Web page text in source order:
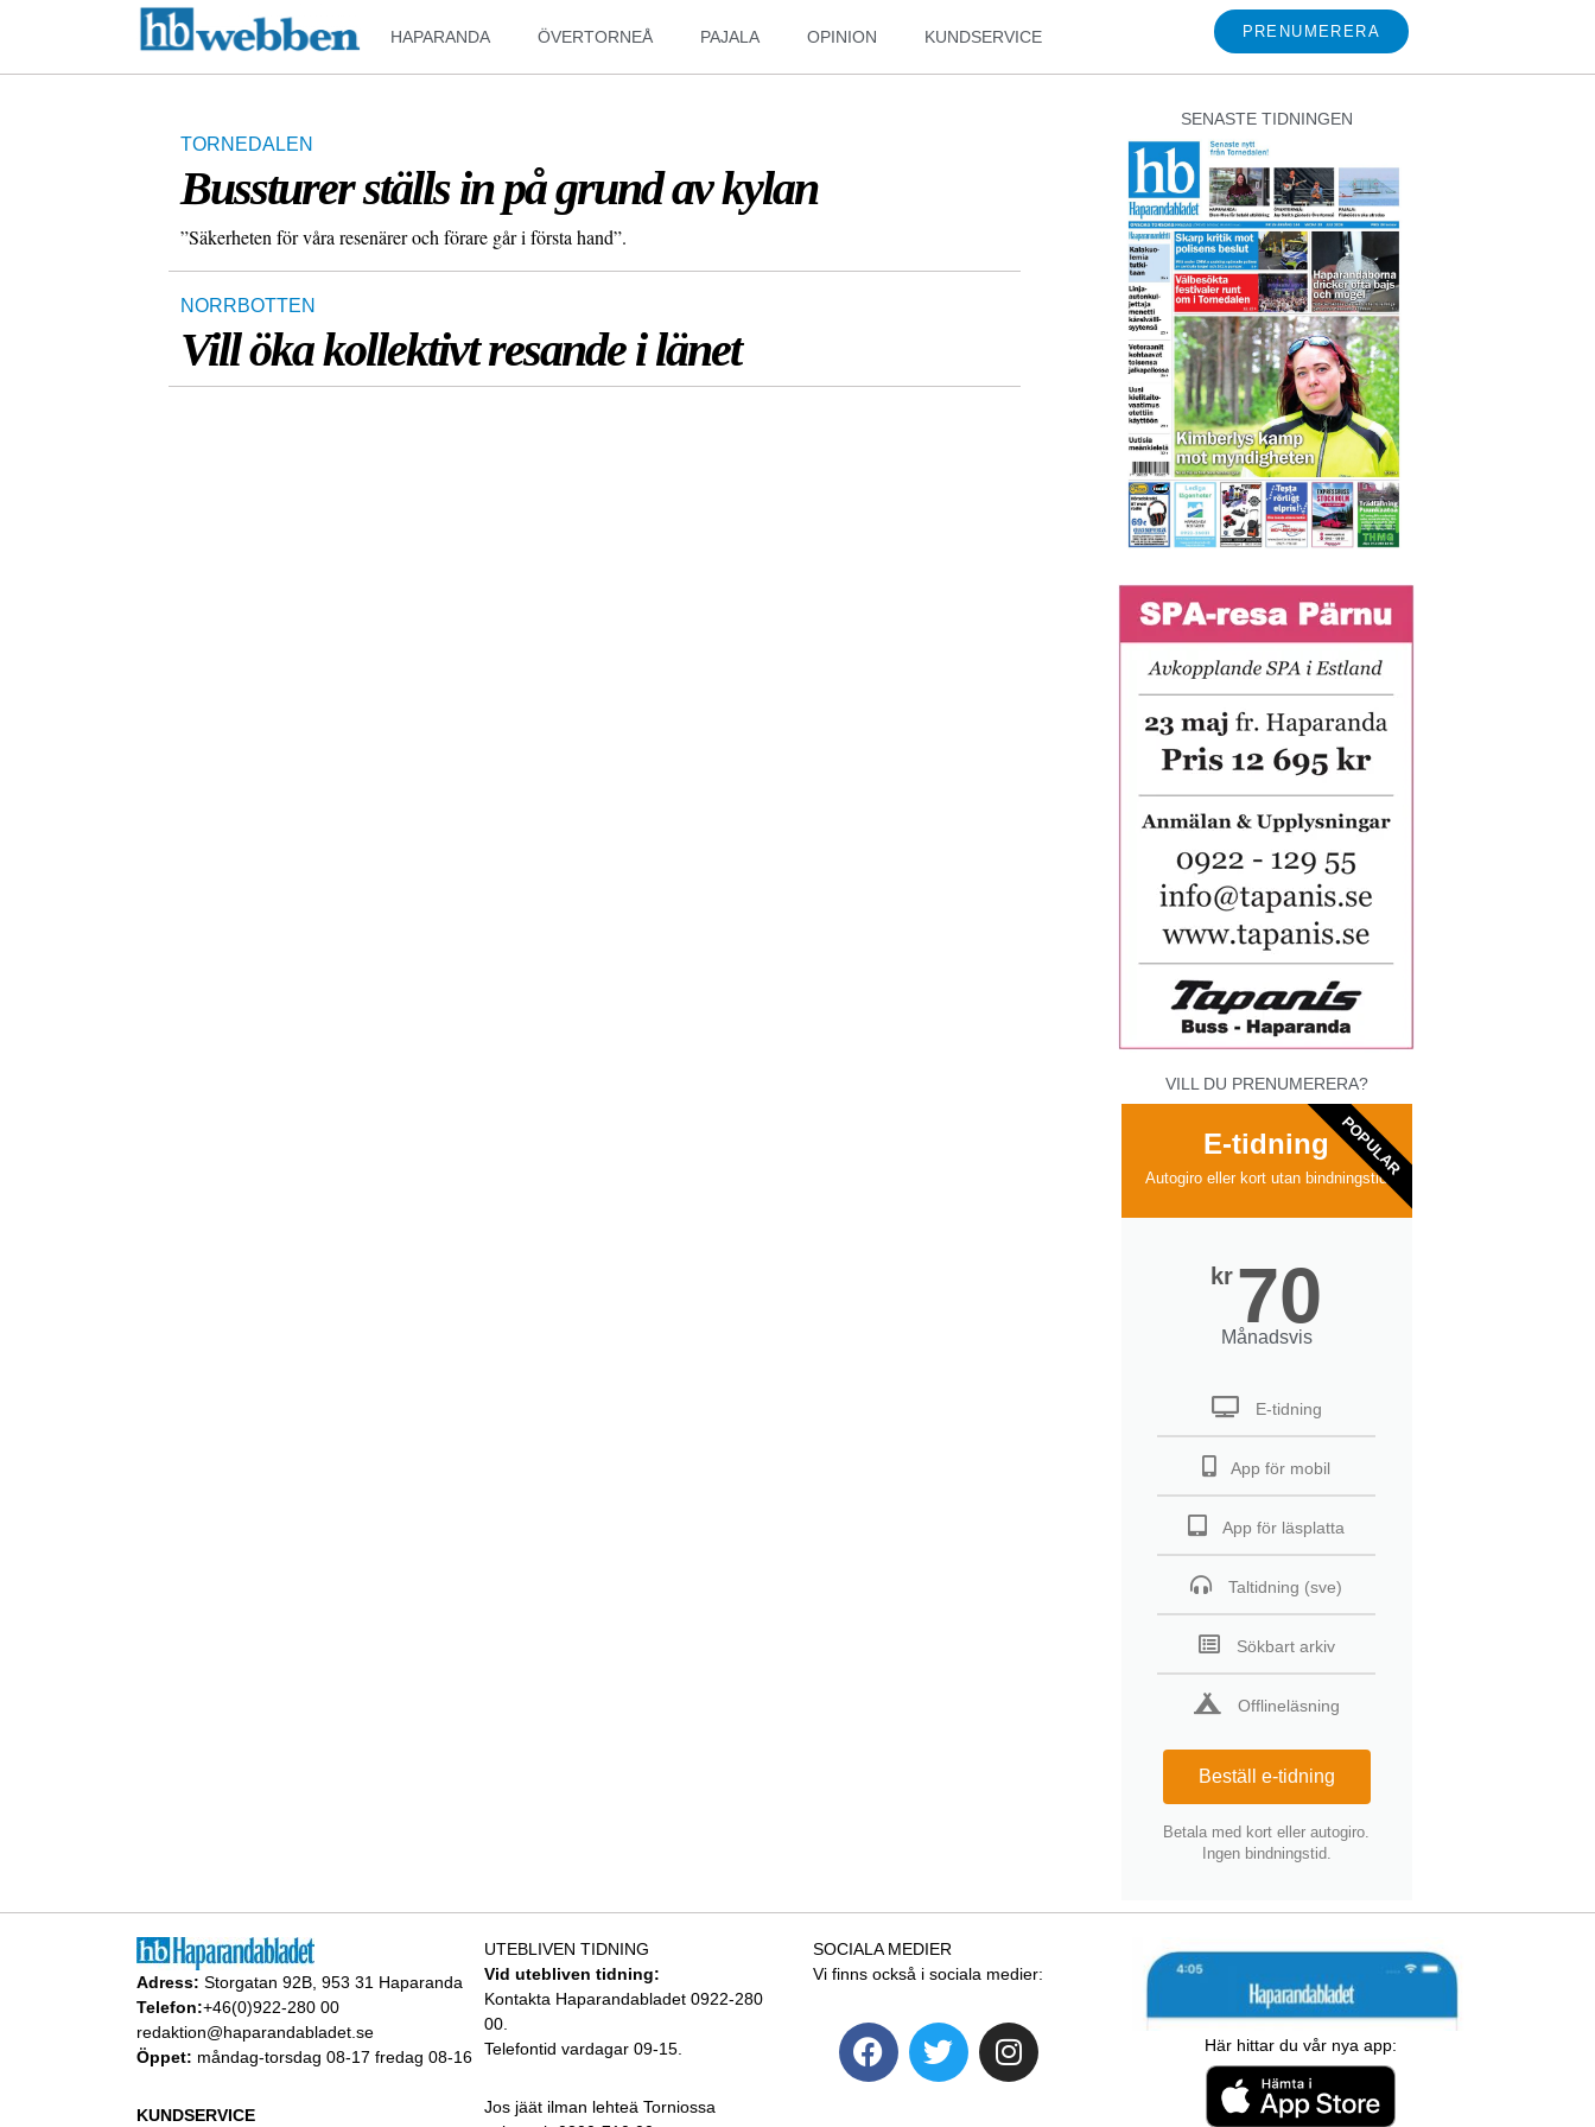
HAPARANDA ÖVERTORNEÅ PAJALA OPINION KUNDSERVICE PRENUMERERA
TORNEDALEN
Bussturer ställs in på grund av kylan
”Säkerheten för våra resenärer och förare går i första hand”.
NORRBOTTEN
Vill öka kollektivt resande i länet
SENASTE TIDNINGEN
VILL DU PRENUMERERA?
E-tidning
Autogiro eller kort utan bindningstid
kr 70
Månadsvis
E-tidning
App för mobil
App för läsplatta
Taltidning (sve)
Sökbart arkiv
Offlineläsning
Beställ e-tidning
Betala med kort eller autogiro.
Ingen bindningstid.
POPULAR
Adress: Storgatan 92B, 953 31 Haparanda
Telefon:+46(0)922-280 00
redaktion@haparandabladet.se
Öppet: måndag-torsdag 08-17 fredag 08-16
KUNDSERVICE
UTEBLIVEN TIDNING
Vid utebliven tidning:
Kontakta Haparandabladet 0922-280
00.
Telefontid vardagar 09-15.
Jos jäät ilman lehteä Torniossa
SOCIALA MEDIER
Vi finns också i sociala medier:
Här hittar du vår nya app: